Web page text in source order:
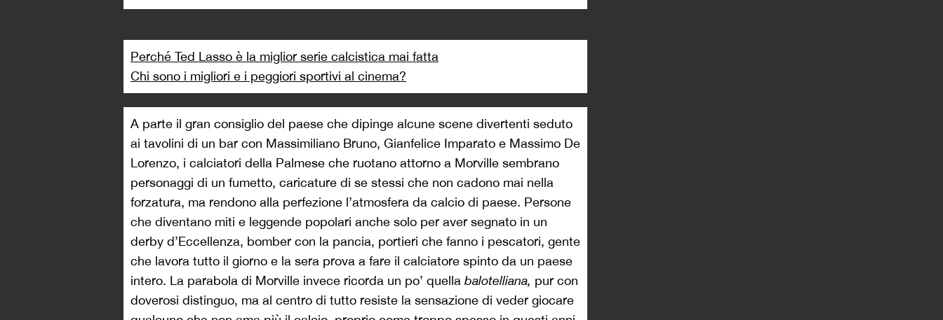
Perché Ted Lasso è la miglior serie calcistica mai fatta
Chi sono i migliori e i peggiori sportivi al cinema?
A parte il gran consiglio del paese che dipinge alcune scene divertenti seduto
ai tavolini di un bar con Massimiliano Bruno, Gianfelice Imparato e Massimo De
Lorenzo, i calciatori della Palmese che ruotano attorno a Morville sembrano
personaggi di un fumetto, caricature di se stessi che non cadono mai nella
forzatura, ma rendono alla perfezione l’atmosfera da calcio di paese. Persone
che diventano miti e leggende popolari anche solo per aver segnato in un
derby d’Eccellenza, bomber con la pancia, portieri che fanno i pescatori, gente
che lavora tutto il giorno e la sera prova a fare il calciatore spinto da un paese
intero. La parabola di Morville invece ricorda un po’ quella balotelliana, pur con
doverosi distinguo, ma al centro di tutto resiste la sensazione di veder giocare